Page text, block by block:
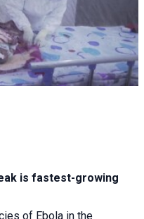
is fastest-growing
of Ebola in the